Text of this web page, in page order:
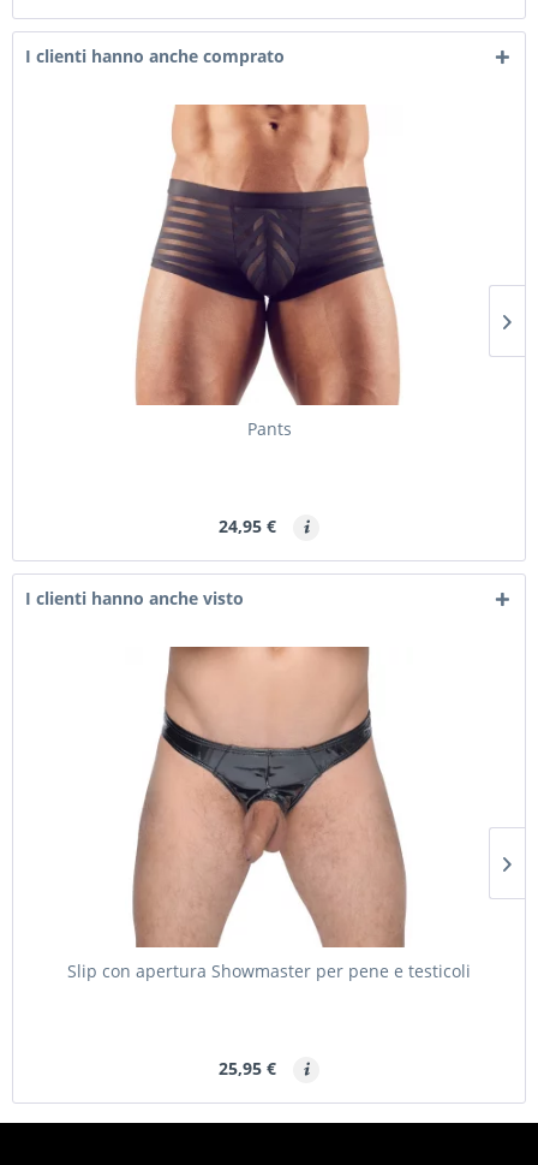
I clienti hanno anche comprato
Pants
24,95 €
I clienti hanno anche visto
Slip con apertura Showmaster per pene e testicoli
25,95 €